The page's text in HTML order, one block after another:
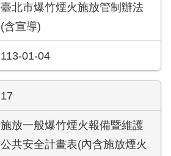
臺北市爆竹煙火施放管制辦法
(含宣導)
113-01-04
17
施放一般爆竹煙火報備暨維護
公共安全計畫表(內含施放煙火